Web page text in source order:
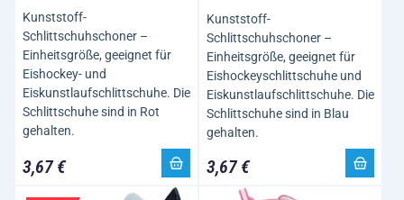
Kunststoff-
Schlittschuhschoner –
Einheitsgröße, geeignet für
Eishockey- und
Eiskunstlaufschlittschuhe. Die
Schlittschuhe sind in Rot
gehalten.
3,67 €
Kunststoff-
Schlittschuhschoner –
Einheitsgröße, geeignet für
Eishockeyschlittschuhe und
Eiskunstlaufschlittschuhe. Die
Schlittschuhe sind in Blau
gehalten.
3,67 €